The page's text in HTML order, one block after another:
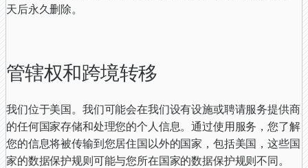
天后永久删除。
管辖权和跨境转移
我们位于美国。我们可能会在我们设有设施或聘请服务提供商
的任何国家存储和处理您的个人信息。通过使用服务，您了解
您的信息将被传输到您居住国以外的国家，包括美国，这些国
家的数据保护规则可能与您所在国家的数据保护规则不同。